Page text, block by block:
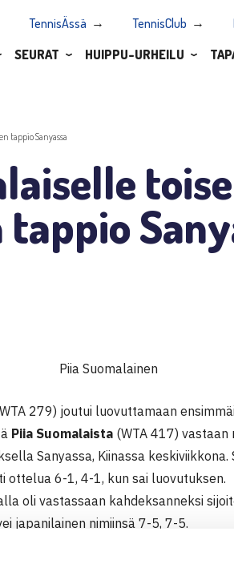
TennisÄssä TennisClub
SEURAT HUIPPU-URHEILU
tappio Sanyassa
Piia Suomalainen
279) joutui luovuttamaan
Piia Suomalaista (WTA 417)
Sanyassa, Kiinassa keskiviikkona.
ottelua 6-1, 4-1, kun sai luovutuksen.
oli vastassaan kahdeksanneksi
japanilainen nimiinsä 7-5, 7-5.
Phuketissa, Thaimassa naisten